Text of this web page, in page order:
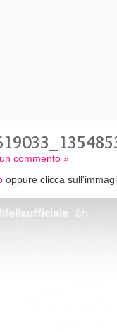
commento »
oppure clicca